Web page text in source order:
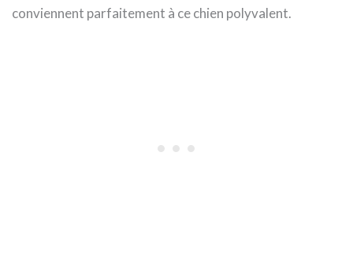
conviennent parfaitement à ce chien polyvalent.